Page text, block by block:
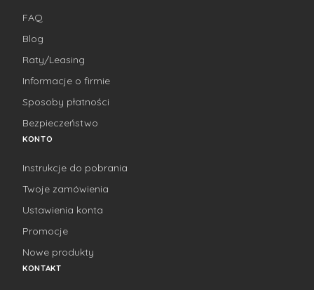
FAQ
Blog
Raty/Leasing
Informacje o firmie
Sposoby płatności
Bezpieczeństwo
KONTO
Instrukcje do pobrania
Twoje zamówienia
Ustawienia konta
Promocje
Nowe produkty
KONTAKT